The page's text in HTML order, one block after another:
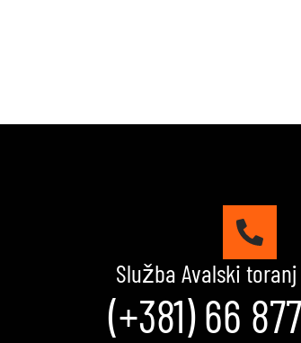
Služba Avalski toranj
(+381) 66